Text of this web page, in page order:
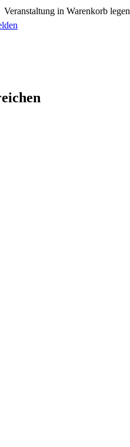
Veranstaltung in Warenkorb legen